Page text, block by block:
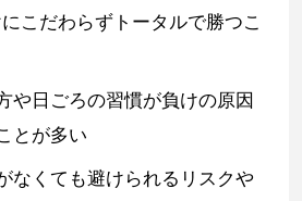
こだわらずトータルで勝つこ
や日ごろの習慣が負けの原因
とが多い
なくても避けられるリスクや